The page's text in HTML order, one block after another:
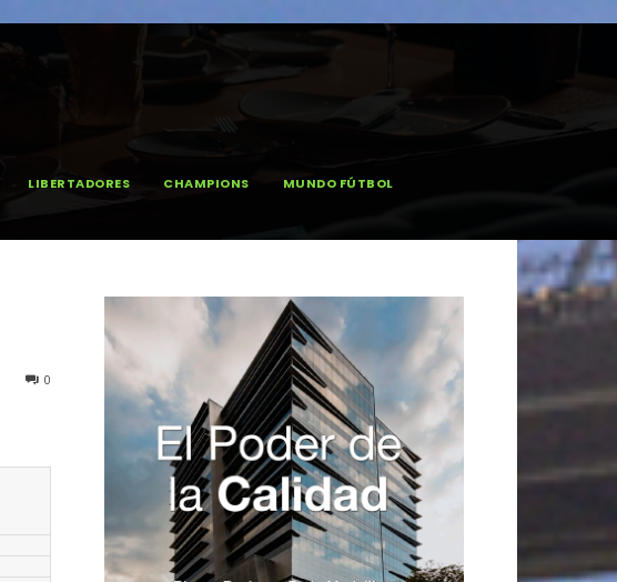
LIBERTADORES CHAMPIONS MUNDO FÚTBOL
0